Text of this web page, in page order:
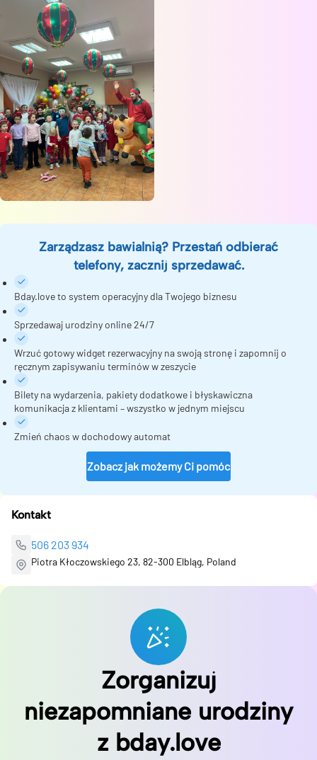
Zarządzasz bawialnią? Przestań odbierać
telefony, zacznij sprzedawać.
Bday.love to system operacyjny dla Twojego biznesu
Sprzedawaj urodziny online 24/7
Wrzuć gotowy widget rezerwacyjny na swoją stronę i zapomnij o
ręcznym zapisywaniu terminów w zeszycie
Bilety na wydarzenia, pakiety dodatkowe i błyskawiczna
komunikacja z klientami – wszystko w jednym miejscu
Zmień chaos w dochodowy automat
Zobacz jak możemy Ci pomóc
Kontakt
506 203 934
Piotra Kłoczowskiego 23, 82-300 Elbląg, Poland
Zorganizuj
niezapomniane urodziny
z bday.love